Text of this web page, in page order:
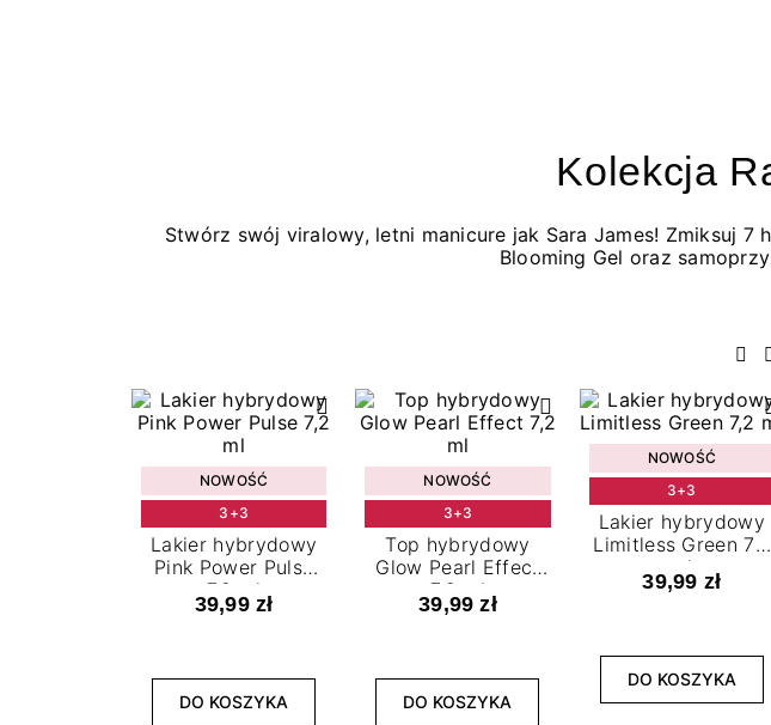
Kolekcja
Stwórz swój viralowy, letni manicure jak Sara James! Zmiksuj
Blooming Gel oraz
NOWOŚĆ
3+3
Lakier hybrydowy
Pink Power Pulse
7,2 ml
39,99 zł
DO KOSZYKA
NOWOŚĆ
3+3
Top hybrydowy
Glow Pearl Effect
7,2 ml
39,99 zł
DO KOSZYKA
NOWOŚĆ
3+3
Lakier hybrydowy
Limitless Green 7,2
ml
39,99 zł
DO KOSZYKA